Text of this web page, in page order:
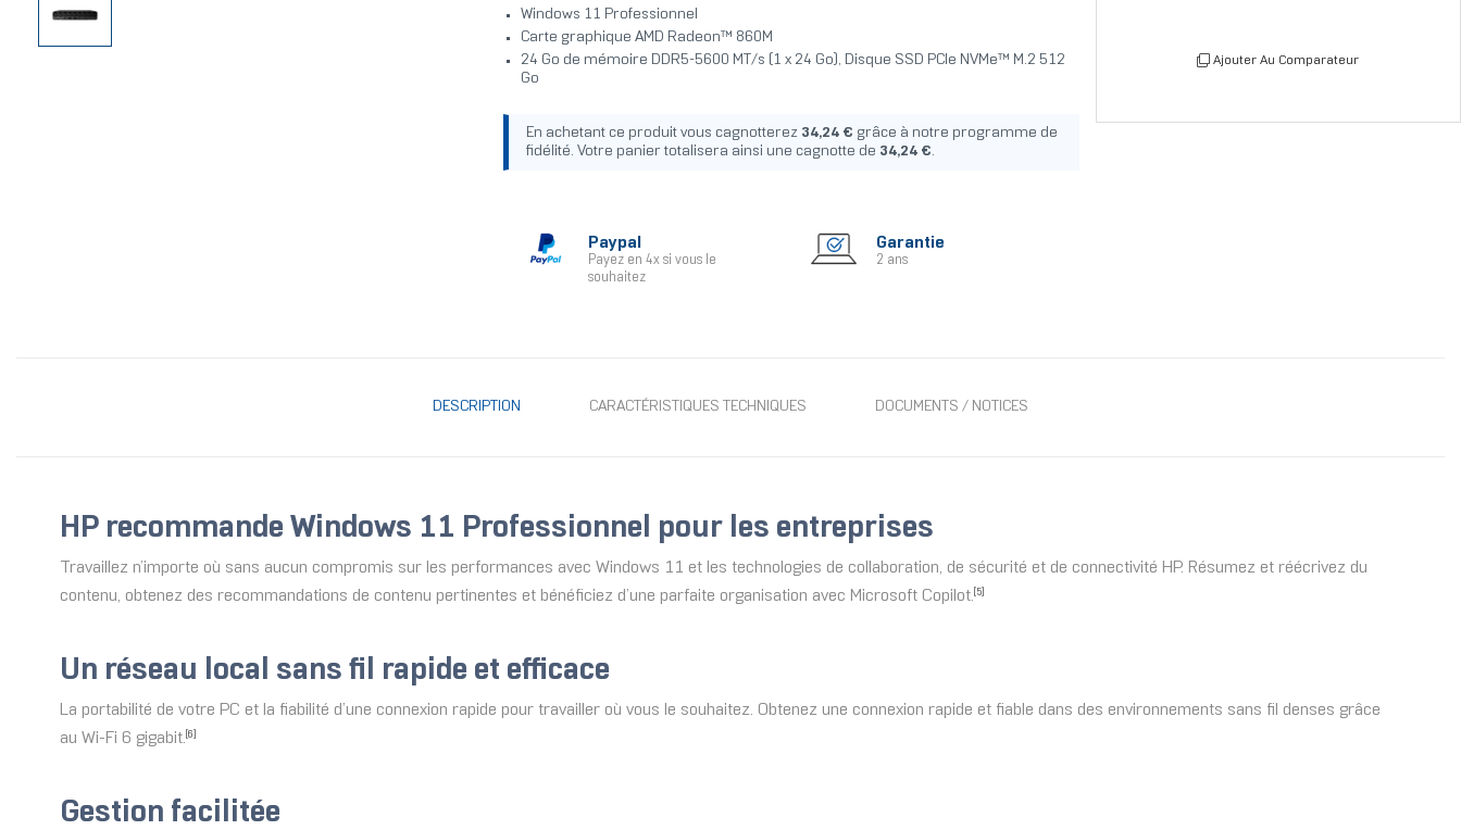
Windows 11 Professionnel
Carte graphique AMD Radeon™ 860M
24 Go de mémoire DDR5-5600 MT/s (1 x 24 Go), Disque SSD PCIe NVMe™ M.2 512
Go
En achetant ce produit vous cagnotterez 34,24 € grâce à notre programme de
fidélité. Votre panier totalisera ainsi une cagnotte de 34,24 €.
Paypal
Payez en 4x si vous le
souhaitez
Garantie
2 ans
Ajouter Au Comparateur
DESCRIPTION CARACTÉRISTIQUES TECHNIQUES DOCUMENTS / NOTICES
HP recommande Windows 11 Professionnel pour les entreprises
Travaillez n’importe où sans aucun compromis sur les performances avec Windows 11 et les technologies de collaboration, de sécurité et de connectivité HP. Résumez et réécrivez du
contenu, obtenez des recommandations de contenu pertinentes et bénéficiez d’une parfaite organisation avec Microsoft Copilot. [5]
Un réseau local sans fil rapide et efficace
La portabilité de votre PC et la fiabilité d’une connexion rapide pour travailler où vous le souhaitez. Obtenez une connexion rapide et fiable dans des environnements sans fil denses grâce
au Wi-Fi 6 gigabit. [6]
Gestion facilitée